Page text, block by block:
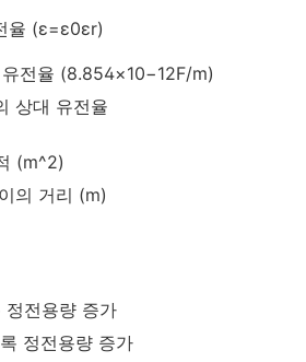
율 (ε=ε0εr)
전율 (8.854×10−12F/m)
상대 유전율
(m^2)
의 거리 (m)
정전용량 증가
정전용량 증가